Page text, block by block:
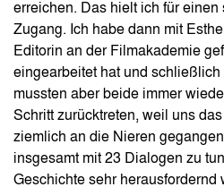
erreichen. Das hielt ich für einen
Zugang. Ich habe dann mit
Editorin an der Filmakademie
eingearbeitet hat und
mussten aber beide immer
Schritt zurücktreten, weil uns
ziemlich an die Nieren
insgesamt mit 23 Dialogen zu
Geschichte sehr herausfordernd